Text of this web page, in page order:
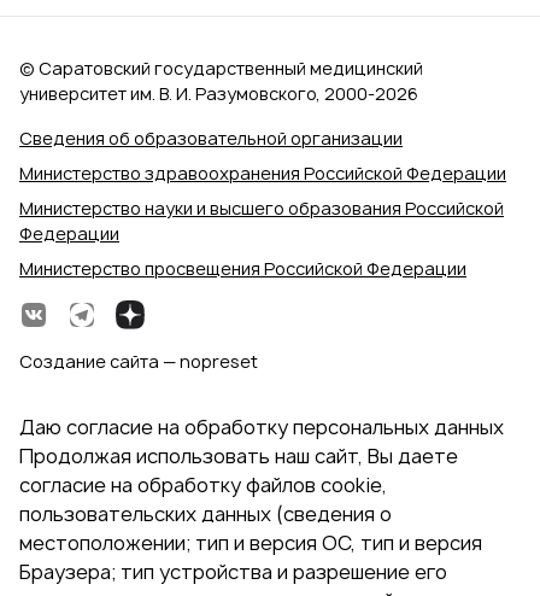
Сведения об образовательной организации
Министерство здравоохранения Российской Федерации
Министерство науки и высшего образования Российской
Федерации
Министерство просвещения Российской Федерации
© Саратовский государственный медицинский
университет им. В. И. Разумовского, 2000‑2026
Создание сайта — nopreset
Даю согласие на обработку персональных данных
Продолжая использовать наш сайт, Вы даете
согласие на обработку файлов cookie,
пользовательских данных (сведения о
местоположении; тип и версия ОС, тип и версия
Браузера; тип устройства и разрешение его